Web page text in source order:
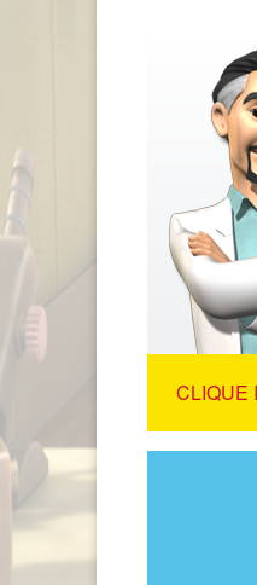
CLIQUE